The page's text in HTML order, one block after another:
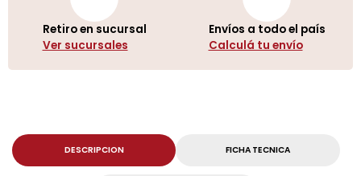
Retiro en sucursal
Ver sucursales
Envíos a todo el país
Calculá tu envío
DESCRIPCION FICHA TECNICA